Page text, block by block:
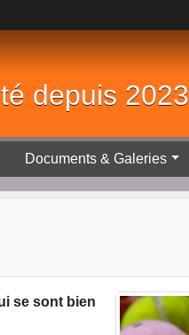
depuis 2023
Documents & Galeries
se sont bien